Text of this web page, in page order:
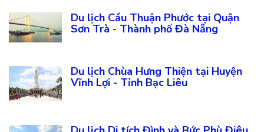
Du lịch Cầu Thuận Phước tại Quận
Sơn Trà - Thành phố Đà Nẵng
Du lịch Chùa Hưng Thiện tại Huyện
Vĩnh Lợi - Tỉnh Bạc Liêu